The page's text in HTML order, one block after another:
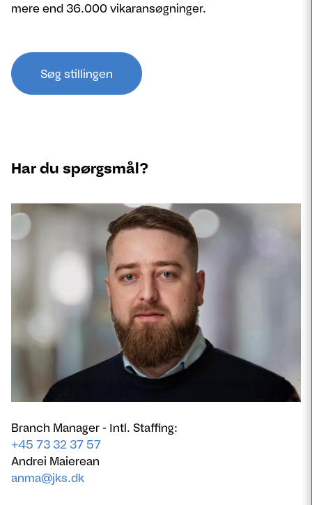
mere end 36.000 vikaransøgninger.
Søg stillingen
Har du spørgsmål?
Branch Manager - Intl. Staffing:
+45 73 32 37 57
Andrei Maierean
anma@jks.dk